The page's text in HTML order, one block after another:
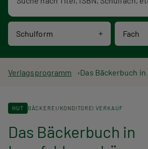
Schulform Fach
P
a
d
Verlagsprogramm Das Bäckerbuch
HUT BÄCKEREI/KONDITOREI VERKAUF
Das Bäckerbuch in